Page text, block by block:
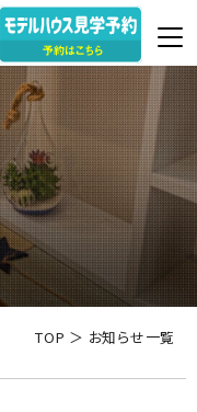
TOP ＞ お知らせ一覧